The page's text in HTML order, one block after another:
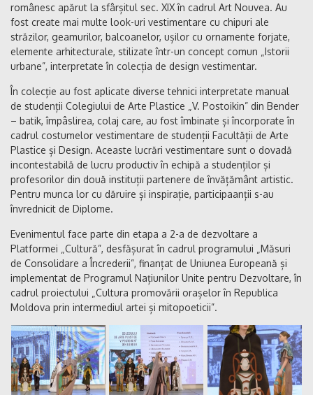
românesc apărut la sfârșitul sec. XIX în cadrul Art Nouvea. Au
fost create mai multe look-uri vestimentare cu chipuri ale
străzilor, geamurilor, balcoanelor, ușilor cu ornamente forjate,
elemente arhitecturale, stilizate într-un concept comun „Istorii
urbane”, interpretate în colecția de design vestimentar.
În colecție au fost aplicate diverse tehnici interpretate manual
de studenții Colegiului de Arte Plastice „V. Postoikin” din Bender
– batik, împâslirea, colaj care, au fost îmbinate și încorporate în
cadrul costumelor vestimentare de studenții Facultății de Arte
Plastice și Design. Aceaste lucrări vestimentare sunt o dovadă
incontestabilă de lucru productiv în echipă a studenților și
profesorilor din două instituții partenere de învățământ artistic.
Pentru munca lor cu dăruire și inspirație, participaanții s-au
învrednicit de Diplome.
Evenimentul face parte din etapa a 2-a de dezvoltare a
Platformei „Cultură”, desfășurat în cadrul programului „Măsuri
de Consolidare a Încrederii”, finanțat de Uniunea Europeană și
implementat de Programul Națiunilor Unite pentru Dezvoltare, în
cadrul proiectului „Cultura promovării orașelor în Republica
Moldova prin intermediul artei și mitopoeticii”.